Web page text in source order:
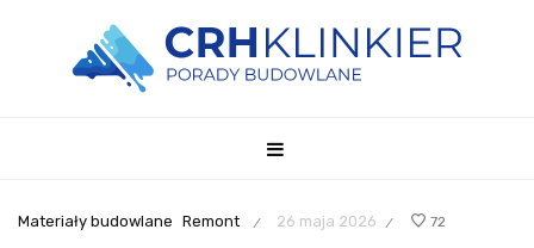
Materiały budowlane Remont / 26 maja 2026 / 72